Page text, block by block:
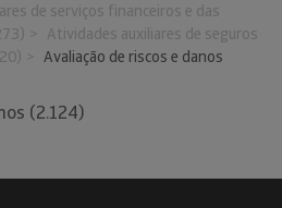
de serviços financeiros e das
Atividades auxiliares de seguros
Avaliação de riscos e danos
(2.124)